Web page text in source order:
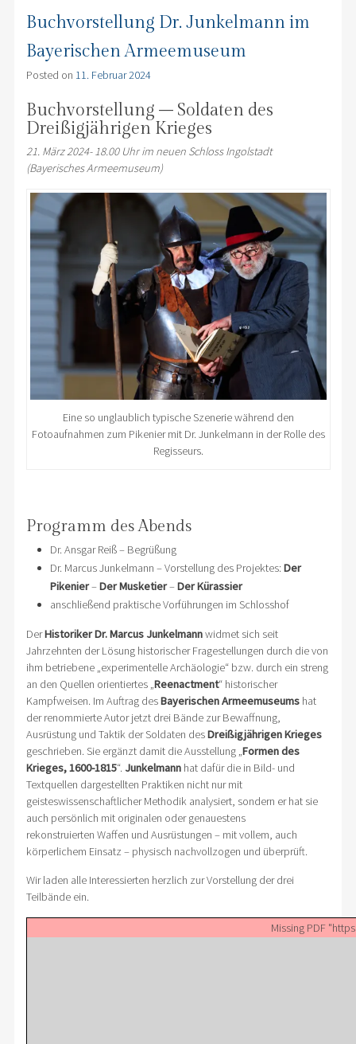
Buchvorstellung Dr. Junkelmann im
Bayerischen Armeemuseum
Posted on 11. Februar 2024
Buchvorstellung – Soldaten des
Dreißigjährigen Krieges
21. März 2024- 18.00 Uhr im neuen Schloss Ingolstadt
(Bayerisches Armeemuseum)
Eine so unglaublich typische Szenerie während den
Fotoaufnahmen zum Pikenier mit Dr. Junkelmann in der Rolle des
Regisseurs.
Programm des Abends
Dr. Ansgar Reiß – Begrüßung
Dr. Marcus Junkelmann – Vorstellung des Projektes: Der
Pikenier–Der Musketier–Der Kürassier
anschließend praktische Vorführungen im Schlosshof
DerHistoriker Dr.Marcus Junkelmannwidmet sich seit
Jahrzehnten der Lösung historischer Fragestellungen durch die von
ihm betriebene „experimentelle Archäologie“ bzw. durch ein streng
an den Quellen orientiertes „Reenactment“ historischer
Kampfweisen. Im Auftrag desBayerischen Armeemuseumshat
der renommierte Autor jetzt drei Bände zur Bewaffnung,
Ausrüstung und Taktik der Soldaten desDreißigjährigen Krieges
geschrieben. Sie ergänzt damit die Ausstellung „Formen des
Krieges, 1600-1815“. Junkelmannhat dafür die in Bild- und
Textquellen dargestellten Praktiken nicht nur mit
geisteswissenschaftlicher Methodik analysiert, sondern er hat sie
auch persönlich mit originalen oder genauestens
rekonstruierten Waffen und Ausrüstungen – mit vollem, auch
körperlichem Einsatz – physisch nachvollzogen und überprüft.
Wir laden alle Interessierten herzlich zur Vorstellung der drei
Teilbände ein.
Missing PDF